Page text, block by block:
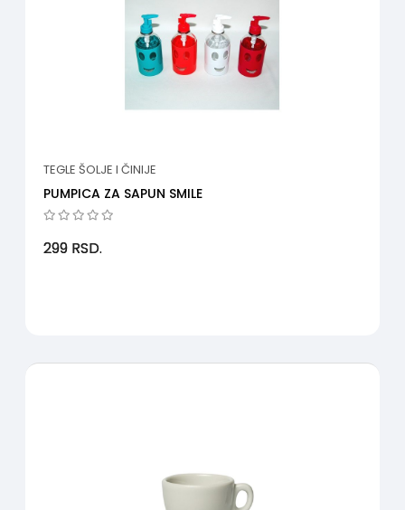
TEGLE ŠOLJE I ČINIJE
PUMPICA ZA SAPUN SMILE
299 RSD.